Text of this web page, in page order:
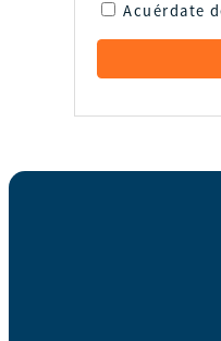
Acuérdate